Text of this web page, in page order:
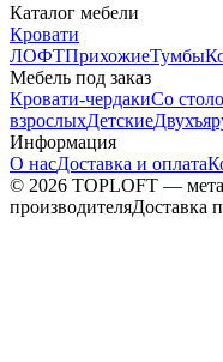
Каталог мебели
Кровати
ЛОФТПрихожиеТумбы
Мебель под заказ
Кровати-чердакиСо
взрослыхДетские
Информация
О насДоставка и оплата
© 2026 TOPLOFT —
производителяДоставка